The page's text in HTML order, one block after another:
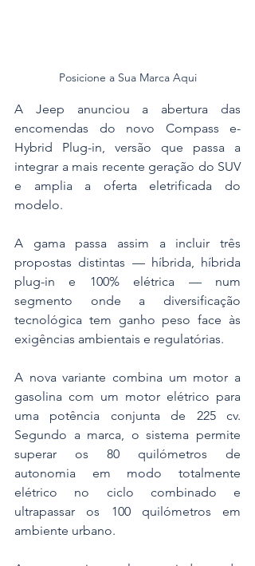
Posicione a Sua Marca Aqui
A Jeep anunciou a abertura das
encomendas do novo Compass e-
Hybrid Plug-in, versão que passa a
integrar a mais recente geração do SUV
e amplia a oferta eletrificada do
modelo.
A gama passa assim a incluir três
propostas distintas — híbrida, híbrida
plug-in e 100% elétrica — num
segmento onde a diversificação
tecnológica tem ganho peso face às
exigências ambientais e regulatórias.
A nova variante combina um motor a
gasolina com um motor elétrico para
uma potência conjunta de 225 cv.
Segundo a marca, o sistema permite
superar os 80 quilómetros de
autonomia em modo totalmente
elétrico no ciclo combinado e
ultrapassar os 100 quilómetros em
ambiente urbano.